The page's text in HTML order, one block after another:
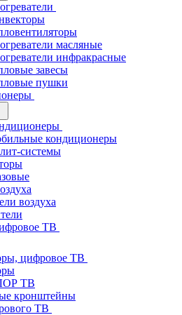
масляные
инфракрасные
завесы
пушки
кондиционеры
системы
воздуха
ТВ
цифровое ТВ
ТВ
кронштейны
ТВ